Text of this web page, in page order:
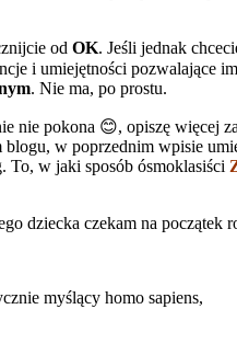
od OK. Jeśli jednak
i umiejętności pozwalające
. Nie ma, po prostu.
nie pokona 😊, opiszę
w poprzednim wpisie
To, w jaki sposób ósmoklasiści
dziecka czekam na początek
myślący homo sapiens,